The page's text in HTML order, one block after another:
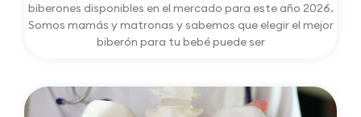
biberones disponibles en el mercado para este año 2026.
Somos mamás y matronas y sabemos que elegir el mejor
biberón para tu bebé puede ser